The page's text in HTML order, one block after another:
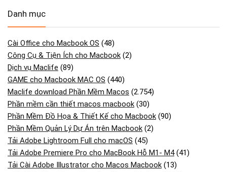
Danh mục
Cài Office cho Macbook OS (48)
Công Cụ & Tiện Ích cho Macbook (2)
Dịch vụ Maclife (89)
GAME cho Macbook MAC OS (440)
Maclife download Phần Mềm Macos (2.754)
Phần mềm cần thiết macos macbook (30)
Phần Mềm Đồ Họa & Thiết Kế cho Macbook (90)
Phần Mềm Quản Lý Dự Án trên Macbook (2)
Tải Adobe Lightroom Full cho macOS (45)
Tải Adobe Premiere Pro cho MacBook Hỗ M1- M4(41)
Tải Cài Adobe Illustrator cho Macos Macbook (13)